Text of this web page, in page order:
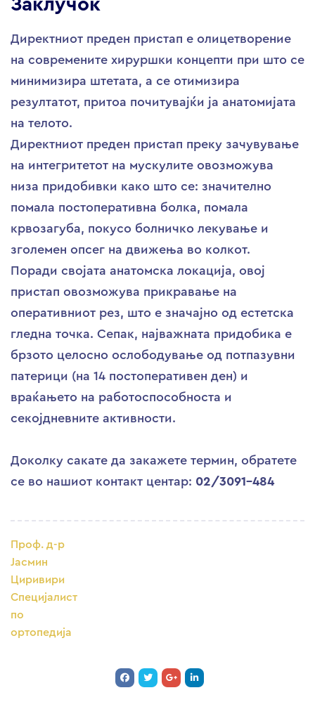
Заклучок
Директниот преден пристап е олицетворение
на современите хируршки концепти при што се
минимизира штетата, а се отимизира
резултатот, притоа почитувајќи ја анатомијата
на телото.
Директниот преден пристап преку зачувување
на интегритетот на мускулите овозможува
низа придобивки како што се: значително
помала постоперативна болка, помала
крвозагуба, покусо болничко лекување и
зголемен опсег на движења во колкот.
Поради својата анатомска локација, овој
пристап овозможува прикравање на
оперативниот рез, што е значајно од естетска
гледна точка. Сепак, најважната придобика е
брзото целосно ослободување од потпазувни
патерици (на 14 постоперативен ден) и
враќањето на работоспособноста и
секојдневните активности.
Доколку сакате да закажете термин, обратете
се во нашиот контакт центар: 02/3091-484
Проф. д-р
Јасмин
Циривири
Специјалист
по
ортопедија